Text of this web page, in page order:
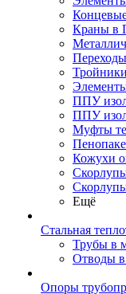
Краны в
ППУ
ППУ
Муфты
Кожухи
Ещё
Стальная
Трубы в
Отводы в
Опоры